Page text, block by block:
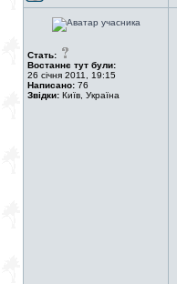
Стать:
Востаннє тут були:
26 січня 2011, 19:15
Написано: 76
Звідки: Київ, Україна